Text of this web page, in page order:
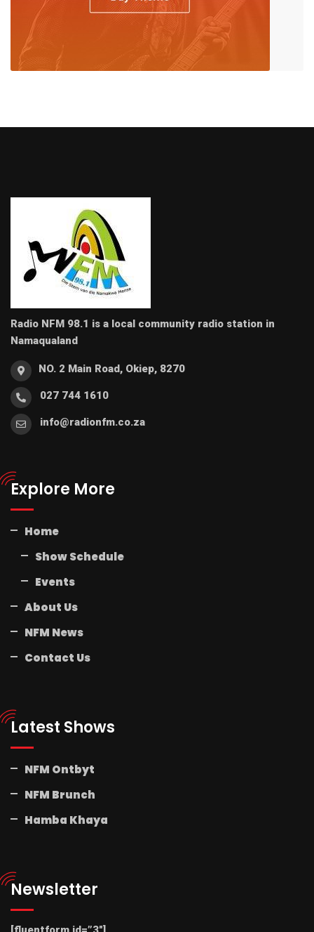
Radio NFM 98.1 is a local community radio station in
Namaqualand
NO. 2 Main Road, Okiep, 8270
027 744 1610
info@radionfm.co.za
Explore More
Home
Show Schedule
Events
About Us
NFM News
Contact Us
Latest Shows
NFM Ontbyt
NFM Brunch
Hamba Khaya
Newsletter